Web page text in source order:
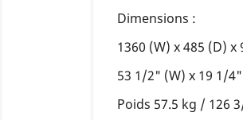
Dimensions :
1360 (W) x 485 (D) x
53 1/2" (W) x 19 1/
Poids 57.5 kg / 126